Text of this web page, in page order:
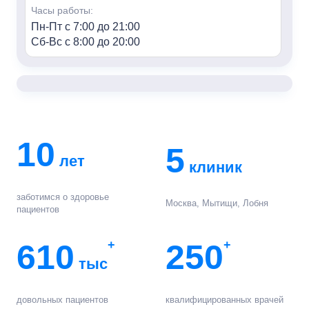
Часы работы:
Пн-Пт с 7:00 до 21:00
Сб-Вс с 8:00 до 20:00
Часы работы:
г. Мытищи, ул. Колпакова, 42к3
Контакты:
10 лет
заботимся о здоровье
пациентов
5 клиник
Москва, Мытищи, Лобня
610 тыс
+
довольных пациентов
250+
квалифицированных врачей